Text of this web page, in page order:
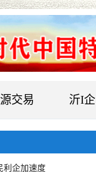
交易 沂I企
利企加速度